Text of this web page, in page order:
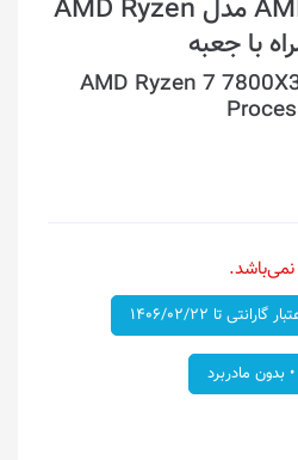
پردازنده دسکتاپ AMD مدل AMD Ryzen
AMD Ryzen 7
تا ۱۴۰۶/۰۲/۲۲
مادربرد